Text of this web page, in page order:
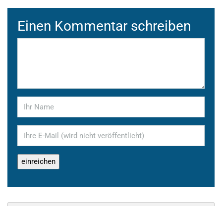
Einen Kommentar schreiben